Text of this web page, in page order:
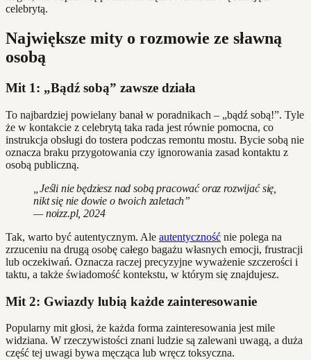
celebrytą.
Największe mity o rozmowie ze sławną
osobą
Mit 1: „Bądź sobą” zawsze działa
To najbardziej powielany banał w poradnikach – „bądź sobą!”. Tyle
że w kontakcie z celebrytą taka rada jest równie pomocna, co
instrukcja obsługi do tostera podczas remontu mostu. Bycie sobą nie
oznacza braku przygotowania czy ignorowania zasad kontaktu z
osobą publiczną.
„Jeśli nie będziesz nad sobą pracować oraz rozwijać się,
nikt się nie dowie o twoich zaletach”
— noizz.pl, 2024
Tak, warto być autentycznym. Ale autentyczność nie polega na
zrzuceniu na drugą osobę całego bagażu własnych emocji, frustracji
lub oczekiwań. Oznacza raczej precyzyjne wyważenie szczerości i
taktu, a także świadomość kontekstu, w którym się znajdujesz.
Mit 2: Gwiazdy lubią każde zainteresowanie
Popularny mit głosi, że każda forma zainteresowania jest mile
widziana. W rzeczywistości znani ludzie są zalewani uwagą, a duża
część tej uwagi bywa męcząca lub wręcz toksyczna.